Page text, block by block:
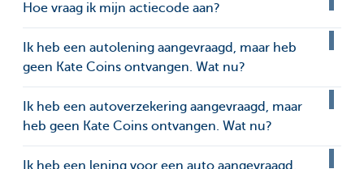
Hoe vraag ik mijn actiecode aan?
Ik heb een autolening aangevraagd, maar heb
geen Kate Coins ontvangen. Wat nu?
Ik heb een autoverzekering aangevraagd, maar
heb geen Kate Coins ontvangen. Wat nu?
Ik heb een lening voor een auto aangevraagd,